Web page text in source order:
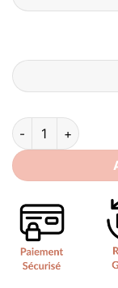
quantité de Robe